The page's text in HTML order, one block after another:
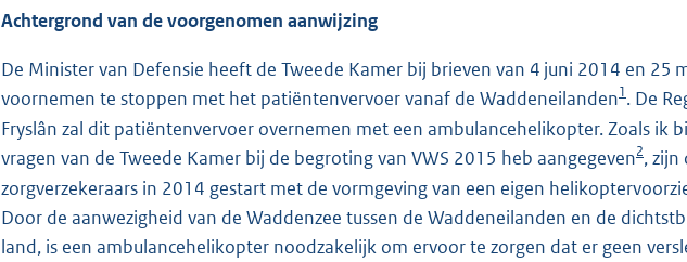
Achtergrond van de voorgenomen aanwijzing
De Minister van Defensie heeft de Tweede Kamer bij brieven van 4 juni 2014 en
voornemen te stoppen met het patiëntenvervoer vanaf de Waddeneilanden1. De
Fryslân zal dit patiëntenvervoer overnemen met een ambulancehelikopter. Zoals ik
vragen van de Tweede Kamer bij de begroting van VWS 2015 heb aangegeven2, zijn
zorgverzekeraars in 2014 gestart met de vormgeving van een eigen
Door de aanwezigheid van de Waddenzee tussen de Waddeneilanden en de
land, is een ambulancehelikopter noodzakelijk om ervoor te zorgen dat er geen